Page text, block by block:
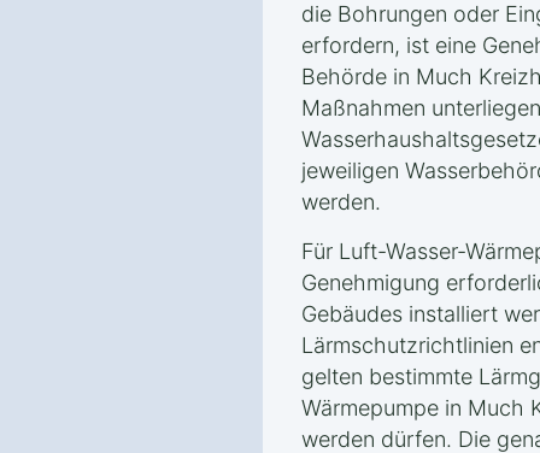
die Bohrungen oder
erfordern, ist eine
Behörde in Much
Maßnahmen
jeweiligen
werden.
Für Luft-Wasser-
Genehmigung
Gebäudes installiert
Lärmschutzrichtlinien
gelten bestimmte
Wärmepumpe in Much
werden dürfen. Die